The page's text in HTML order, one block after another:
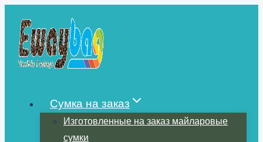
содержимому
Сумка на заказ
Изготовленные на заказ майларовые
сумки